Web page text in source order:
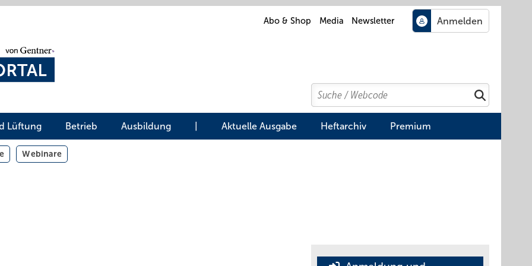
Abo & Shop Media Newsletter
Search
Suchen
Lüftung Betrieb Ausbildung Aktuelle Ausgabe Heftarchiv Premium
Webinare